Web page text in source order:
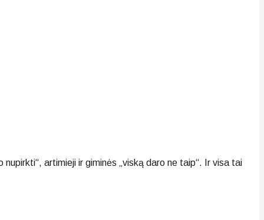
artimieji ir giminės „viską daro ne taip“. Ir visa tai